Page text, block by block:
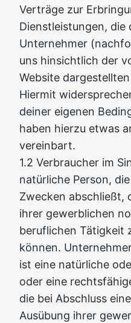
Verträge zur
Dienstleistungen, die
Unternehmer
uns hinsichtlich der
Website
Hiermit
deiner eigenen
haben hierzu etwas
vereinbart.
1.2 Verbraucher im
natürliche Person,
Zwecken abschließt,
ihrer gewerblichen
beruflichen Tätigkeit
können.
ist eine natürliche
oder eine
die bei Abschluss
Ausübung ihrer